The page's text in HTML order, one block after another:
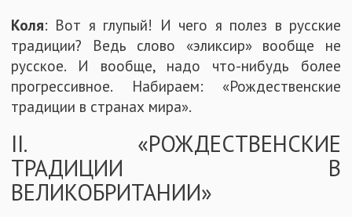
Коля: Вот я глупый! И чего я полез в русские
традиции? Ведь слово «эликсир» вообще не
русское. И вообще, надо что-нибудь более
прогрессивное. Набираем: «Рождественские
традиции в странах мира».
II. «РОЖДЕСТВЕНСКИЕ
ТРАДИЦИИ В
ВЕЛИКОБРИТАНИИ»